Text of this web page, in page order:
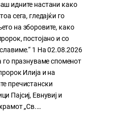
идните настани како
сега, гледајќи го
на зборовите, како
постојано и со
1 На 02.08.2026
го празнуваме споменот
Илија и на
пречистански
Пајсиј, Евнувиј и
„Св.…